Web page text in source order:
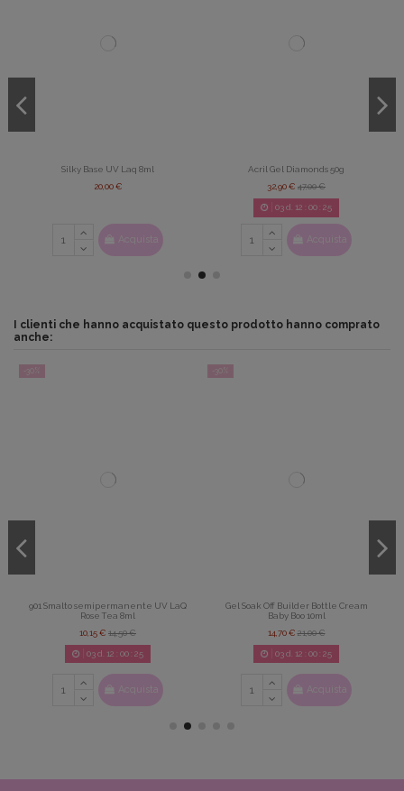
Silky Base UV Laq 8ml
20,00 €
Acquista
Acril Gel Diamonds 50g
32,90 € 47,00 €
03d. 12 :00:25
Acquista
I clienti che hanno acquistato questo prodotto hanno comprato
anche:
-30%
901 Smalto semipermanente UV LaQ
Rose Tea 8ml
10,15 € 14,50 €
03d. 12 :00:25
Acquista
-30%
Gel Soak Off Builder Bottle Cream
Baby Boo 10ml
14,70 €21,00 €
03d. 12 :00:25
Acquista